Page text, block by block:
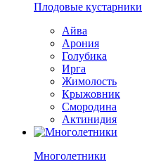
Плодовые кустарники
Айва
Арония
Голубика
Ирга
Жимолость
Крыжовник
Смородина
Актинидия
Многолетники